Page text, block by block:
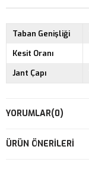
Taban Genişliği
Kesit Oranı
Jant Çapı
YORUMLAR(0)
ÜRÜN ÖNERILERI